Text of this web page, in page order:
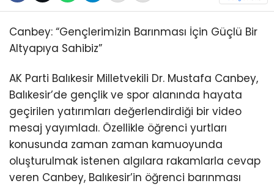
Canbey: “Gençlerimizin Barınması İçin Güçlü Bir
Altyapıya Sahibiz”
AK Parti Balıkesir Milletvekili Dr. Mustafa Canbey,
Balıkesir’de gençlik ve spor alanında hayata
geçirilen yatırımları değerlendirdiği bir video
mesaj yayımladı. Özellikle öğrenci yurtları
konusunda zaman zaman kamuoyunda
oluşturulmak istenen algılara rakamlarla cevap
veren Canbey, Balıkesir’in öğrenci barınması